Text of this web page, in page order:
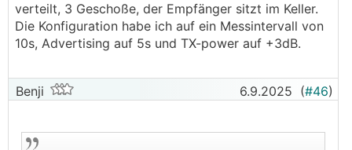
verteilt, 3 Geschoße, der Empfänger sitzt im Keller.
Die Konfiguration habe ich auf ein Messintervall von
10s, Advertising auf 5s und TX-power auf +3dB.
Benji 6.9.2025 (#46)